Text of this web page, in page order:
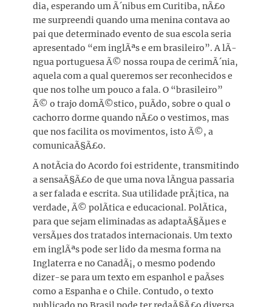
dia, esperando um Ã´nibus em Curitiba, nÃ£o
me surpreendi quando uma menina contava ao
pai que determinado evento de sua escola seria
apresentado “em inglÃªs e em brasileiro”. A lÃ­
ngua portuguesa Ã© nossa roupa de cerimÃ´nia,
aquela com a qual queremos ser reconhecidos e
que nos tolhe um pouco a fala. O “brasileiro”
Ã© o trajo domÃ©stico, puÃ­do, sobre o qual o
cachorro dorme quando nÃ£o o vestimos, mas
que nos facilita os movimentos, isto Ã©, a
comunicaÃ§Ã£o.
A notÃ­cia do Acordo foi estridente, transmitindo
a sensaÃ§Ã£o de que uma nova lÃ­ngua passaria
a ser falada e escrita. Sua utilidade prÃ¡tica, na
verdade, Ã© polÃ­tica e educacional. PolÃ­tica,
para que sejam eliminadas as adaptaÃ§Ãµes e
versÃµes dos tratados internacionais. Um texto
em inglÃªs pode ser lido da mesma forma na
Inglaterra e no CanadÃ¡, o mesmo podendo
dizer-se para um texto em espanhol e paÃ­ses
como a Espanha e o Chile. Contudo, o texto